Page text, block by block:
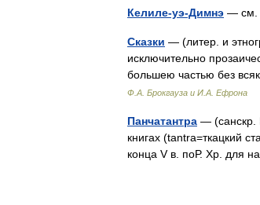
Келиле-уэ-Димнэ — см.
Сказки — (литер. и
исключительно
большею частью без
Ф.А. Брокгауза и И.А. Ефрона
Панчатантра — (санскр.
книгах (tantra=ткацкий
конца V в. поР. Хр. для